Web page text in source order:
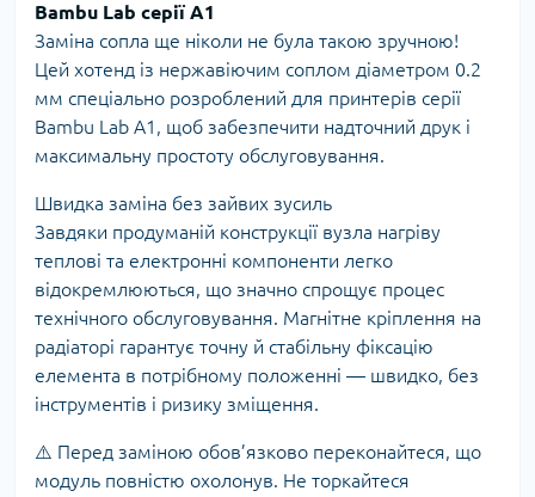
Bambu Lab серії A1
Заміна сопла ще ніколи не була такою зручною!
Цей хотенд із нержавіючим соплом діаметром 0.2
мм спеціально розроблений для принтерів серії
Bambu Lab A1, щоб забезпечити надточний друк і
максимальну простоту обслуговування.
Швидка заміна без зайвих зусиль
Завдяки продуманій конструкції вузла нагріву
теплові та електронні компоненти легко
відокремлюються, що значно спрощує процес
технічного обслуговування. Магнітне кріплення на
радіаторі гарантує точну й стабільну фіксацію
елемента в потрібному положенні — швидко, без
інструментів і ризику зміщення.
⚠️ Перед заміною обов’язково переконайтеся, що
модуль повністю охолонув. Не торкайтеся